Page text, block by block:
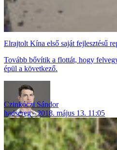
Elrajtolt Kína első saját fejlesztésű
Tovább bővítik a flottát, hogy
épül a következő.
Czinkóczi Sándor
hadsereg
2018. május 13. 11:05